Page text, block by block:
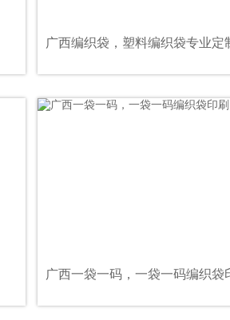
广西编织袋，塑料编织袋专业定
广西一袋一码，一袋一码编织袋